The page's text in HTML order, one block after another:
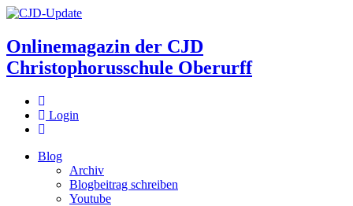
Onlinemagazin der CJD
Christophorusschule Oberurff
Login
Blog
Archiv
Blogbeitrag schreiben
Youtube